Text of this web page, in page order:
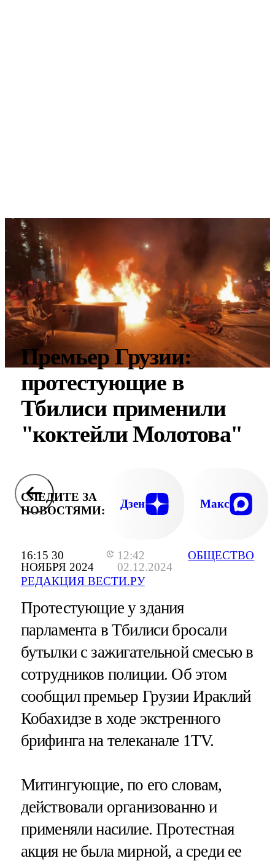
16:15 30
НОЯБРЯ 2024
12:42
02.12.2024
РЕДАКЦИЯ ВЕСТИ.РУ
ОБЩЕСТВО
Премьер Грузии:
протестующие в
Тбилиси применили
"коктейли Молотова"
СЛЕДИТЕ ЗА
НОВОСТЯМИ:
Дзен Макс
Протестующие у здания
парламента в Тбилиси бросали
бутылки с зажигательной смесью в
сотрудников полиции. Об этом
сообщил премьер Грузии Ираклий
Кобахидзе в ходе экстренного
брифинга на телеканале 1TV.
Митингующие, по его словам,
действовали организованно и
применяли насилие. Протестная
акция не была мирной, а среди ее